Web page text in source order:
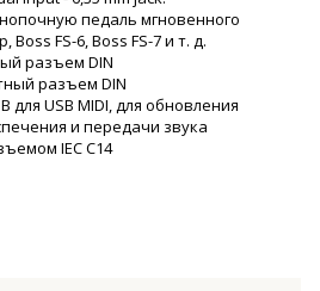
педаль мгновенного
FS-6, Boss FS-7 и т. д.
разъем DIN
разъем DIN
для USB MIDI, для обновления
и передачи звука
IEC C14